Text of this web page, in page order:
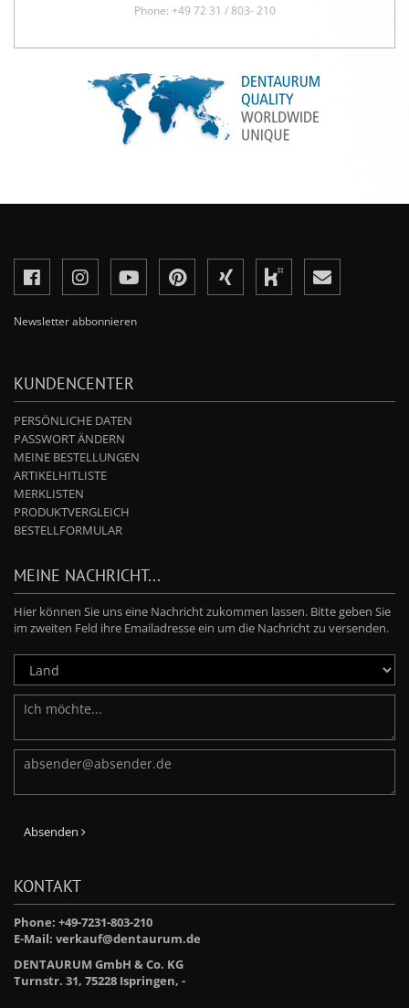
Phone: +49 72 31 / 803- 210
Newsletter abbonnieren
KUNDENCENTER
PERSÖNLICHE DATEN
PASSWORT ÄNDERN
MEINE BESTELLUNGEN
ARTIKELHITLISTE
MERKLISTEN
PRODUKTVERGLEICH
BESTELLFORMULAR
MEINE NACHRICHT...
Hier können Sie uns eine Nachricht zukommen lassen. Bitte geben Sie
im zweiten Feld ihre Emailadresse ein um die Nachricht zu versenden.
Absenden
KONTAKT
Phone: +49-7231-803-210
E-Mail: verkauf@dentaurum.de
DENTAURUM GmbH & Co. KG
Turnstr. 31, 75228 Ispringen, -